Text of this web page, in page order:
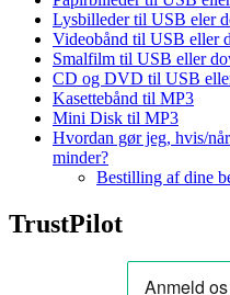
Lysbilleder til USB eler
Videobånd til USB eller
Smalfilm til USB eller
CD og DVD til USB
Kasettebånd til MP3
Mini Disk til MP3
Hvordan gør jeg, hvis/
minder?
Bestilling af dine
TrustPilot